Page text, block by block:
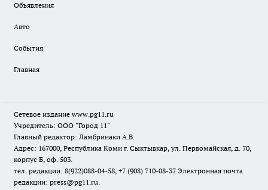
Объявления
Авто
События
Главная
Сетевое издание www.pg11.ru
Учредитель: ООО "Город 11"
Главный редактор: Ламбринаки А.В.
Адрес: 167000, Республика Коми г. Сыктывкар, ул. Первомайская, д. 70,
корпус Б, оф. 503.
тел. редакции: 8(922)088-04-58, +7 (908) 710-08-37 Электронная почта
редакции: press@pg11.ru.